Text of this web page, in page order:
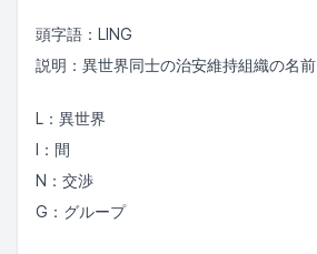
頭字語：LING
説明：異世界同士の治安維持組織の名前
L：異世界
I：間
N：交渉
G：グループ